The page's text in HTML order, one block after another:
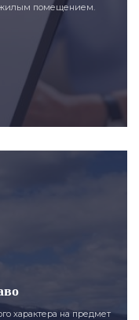
жилым помещением.
характера на предмет